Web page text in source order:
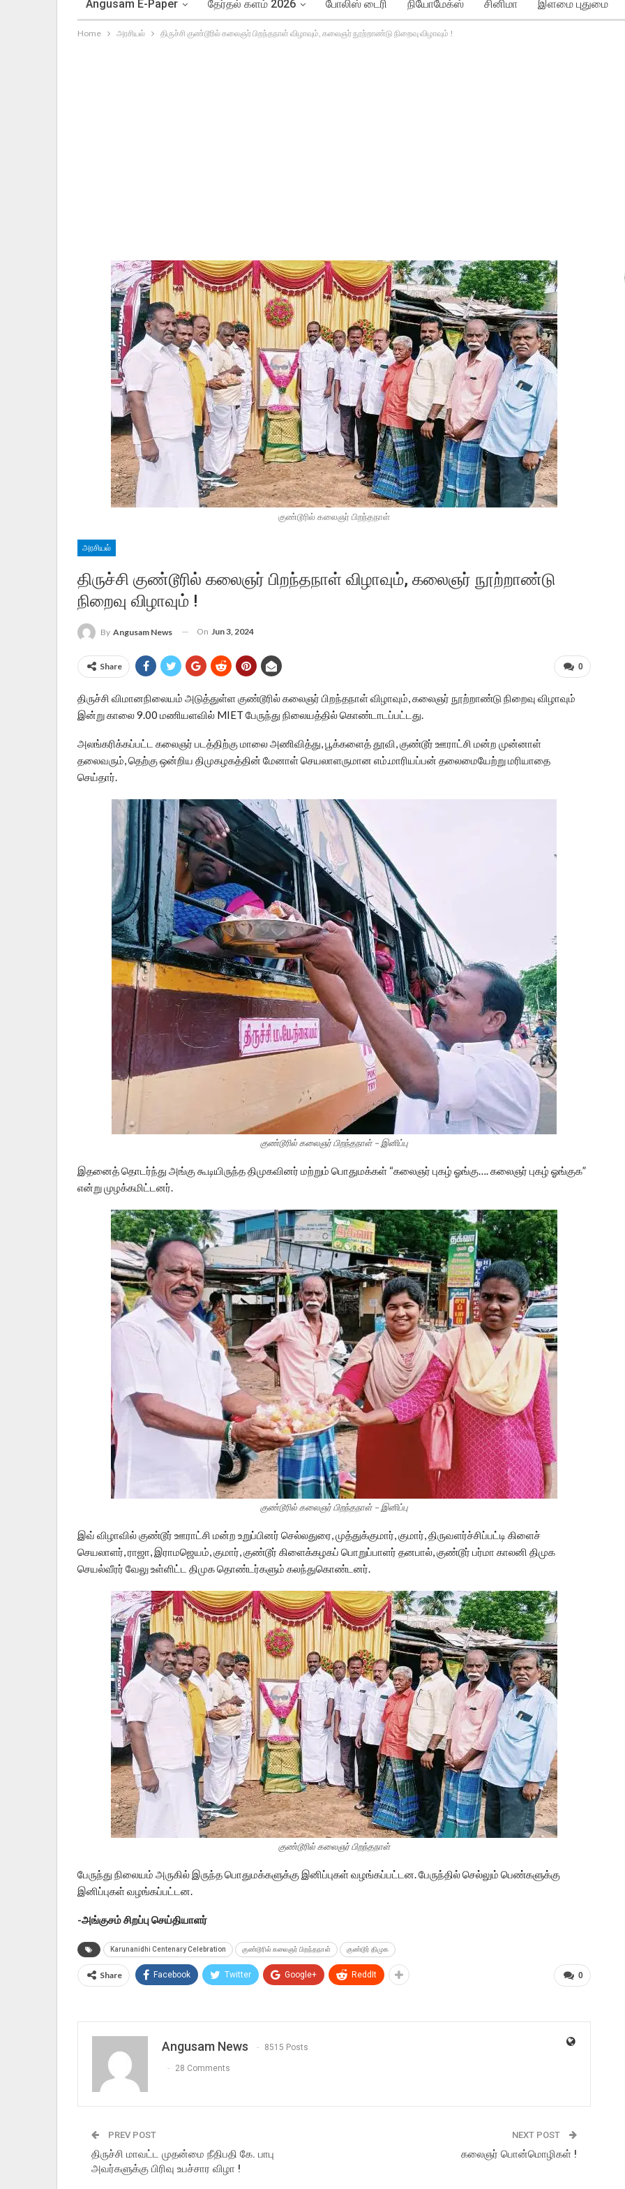
Angusam E-Paper தேர்தல் களம் 2026 போலிஸ் டைரி நியோமேக்ஸ் சினிமா இளமை புதுமை
Home அரசியல் திருச்சி குண்டூரில் கலைஞர் பிறந்தநாள் விழாவும், கலைஞர் நூற்றாண்டு நிறைவு விழாவும் !
குண்டூரில் கலைஞர் பிறந்தநாள்
அரசியல்
திருச்சி குண்டூரில் கலைஞர் பிறந்தநாள் விழாவும், கலைஞர் நூற்றாண்டு
நிறைவு விழாவும் !
By Angusam News On Jun 3, 2024
0
Share
திருச்சி விமானநிலையம் அடுத்துள்ள குண்டூரில் கலைஞர் பிறந்தநாள் விழாவும், கலைஞர் நூற்றாண்டு நிறைவு விழாவும்
இன்று காலை 9.00 மணியளவில் MIET பேருந்து நிலையத்தில் கொண்டாடப்பட்டது.
அலங்கரிக்கப்பட்ட கலைஞர் படத்திற்கு மாலை அணிவித்து, பூக்களைத் தூவி, குண்டூர் ஊராட்சி மன்ற முன்னாள்
தலைவரும், தெற்கு ஒன்றிய திமுகழகத்தின் மேனாள் செயலாளருமான எம்.மாரியப்பன் தலைமையேற்று மரியாதை
செய்தார்.
குண்டூரில் கலைஞர் பிறந்தநாள் – இனிப்பு
இதனைத் தொடர்ந்து அங்கு கூடியிருந்த திமுகவினர் மற்றும் பொதுமக்கள் “கலைஞர் புகழ் ஓங்கு…. கலைஞர் புகழ் ஓங்குக”
என்று முழக்கமிட்டனர்.
குண்டூரில் கலைஞர் பிறந்தநாள் – இனிப்பு
இவ் விழாவில் குண்டூர் ஊராட்சி மன்ற உறுப்பினர் செல்லதுரை, முத்துக்குமார், குமார், திருவளர்ச்சிப்பட்டி கிளைச்
செயலாளர், ராஜா, இராமஜெயம், குமார், குண்டூர் கிளைக்கழகப் பொறுப்பாளர் தனபால், குண்டூர் பர்மா காலனி திமுக
செயல்வீரர் வேலு உள்ளிட்ட திமுக தொண்டர்களும் கலந்துகொண்டனர்.
குண்டூரில் கலைஞர் பிறந்தநாள்
பேருந்து நிலையம் அருகில் இருந்த பொதுமக்களுக்கு இனிப்புகள் வழங்கப்பட்டன. பேருந்தில் செல்லும் பெண்களுக்கு
இனிப்புகள் வழங்கப்பட்டன.
-அங்குசம் சிறப்பு செய்தியாளர்
Karunanidhi Centenary Celebration குண்டூரில் கலைஞர் பிறந்தநாள் குண்டூர் திமுக
0
Share Facebook Twitter Google+ ReddIt
Angusam News 8515 Posts
28 Comments
PREV POST
திருச்சி மாவட்ட முதன்மை நீதிபதி கே. பாபு
அவர்களுக்கு பிரிவு உபச்சார விழா !
NEXT POST
கலைஞர் பொன்மொழிகள் !